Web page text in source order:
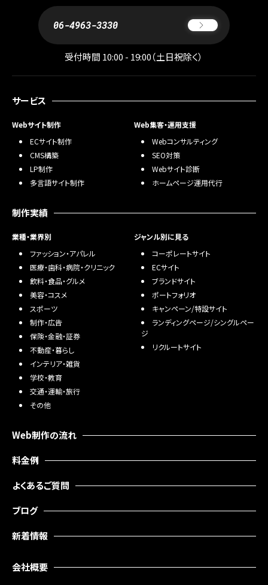
06-4963-3330
受付時間 10:00 - 19:00（土日祝除く）
サービス
Webサイト制作
ECサイト制作
CMS構築
LP制作
多言語サイト制作
Web集客・運用支援
Webコンサルティング
SEO対策
Webサイト診断
ホームページ運用代行
制作実績
業種・業界別
ファッション・アパレル
医療・歯科・病院・クリニック
飲料・食品・グルメ
美容・コスメ
スポーツ
制作・広告
保険・金融・証券
不動産・暮らし
インテリア・雑貨
学校・教育
交通・運輸・旅行
その他
ジャンル別に見る
コーポレートサイト
ECサイト
ブランドサイト
ポートフォリオ
キャンペーン/特設サイト
ランディングページ/シングルペー
ジ
リクルートサイト
Web制作の流れ
料金例
よくあるご質問
ブログ
新着情報
会社概要